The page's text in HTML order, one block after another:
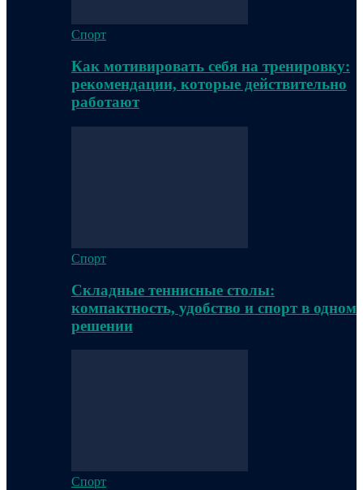
Спорт
Как мотивировать себя на тренировку:
рекомендации, которые действительно
работают
Спорт
Складные теннисные столы:
компактность, удобство и спорт в одном
решении
Спорт